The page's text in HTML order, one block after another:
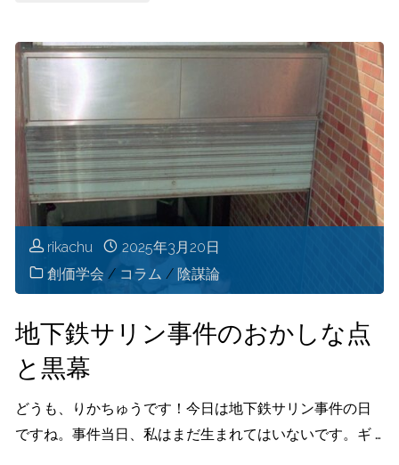
教
と
繋
が
っ
て
る
rikachu
2025年3月20日
創価学会 / コラム / 陰謀論
地下鉄サリン事件のおかしな点
と黒幕
どうも、りかちゅうです！今日は地下鉄サリン事件の日
ですね。事件当日、私はまだ生まれてはいないです。ギ …